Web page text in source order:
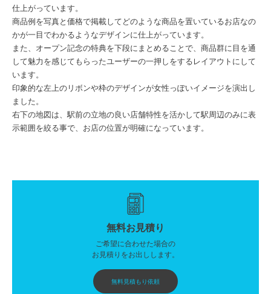
仕上がっています。
商品例を写真と価格で掲載してどのような商品を置いているお店なの
かが一目でわかるようなデザインに仕上がっています。
また、オープン記念の特典を下段にまとめることで、商品群に目を通
して魅力を感じてもらったユーザーの一押しをするレイアウトにして
います。
印象的な左上のリボンや枠のデザインが女性っぽいイメージを演出し
ました。
右下の地図は、駅前の立地の良い店舗特性を活かして駅周辺のみに表
示範囲を絞る事で、お店の位置が明確になっています。
無料お見積り
ご希望に合わせた場合の
お見積りをお出しします。
無料見積もり依頼